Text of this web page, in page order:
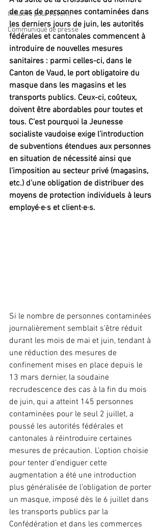
Initiative pour l'avenir
Communiqué de presse
de cas de personnes contaminées dans
les derniers jours de juin, les autorités
fédérales et cantonales commencent à
introduire de nouvelles mesures
sanitaires : parmi celles-ci, dans le
Canton de Vaud, le port obligatoire du
masque dans les magasins et les
transports publics. Ceux-ci, coûteux,
doivent être abordables pour toutes et
tous. C’est pourquoi la Jeunesse
socialiste vaudoise exige l’introduction
de subventions étendues aux personnes
en situation de nécessité ainsi que
l’imposition au secteur privé (magasins,
etc.) d’une obligation de distribuer des
moyens de protection individuels à leurs
employé·e·s et client·e·s.
Si le nombre de personnes contaminées
journalièrement semblait s’être réduit
durant les mois de mai et juin, tendant à
une réduction des mesures de
confinement mises en place depuis le
13 mars dernier, la soudaine
recrudescence des cas à la fin du mois
de juin, qui a atteint 145 personnes
contaminées pour le seul 2 juillet, a
poussé les autorités fédérales et
cantonales à réintroduire certaines
mesures de précaution. L’option choisie
pour tenter d’endiguer cette
augmentation a été une introduction
plus généralisée de l’obligation de porter
un masque, imposé dès le 6 juillet dans
les transports publics par la
Confédération et dans les commerces